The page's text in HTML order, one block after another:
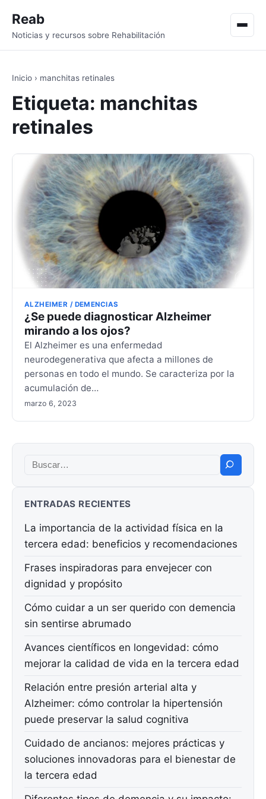
Reab
Noticias y recursos sobre Rehabilitación
Inicio › manchitas retinales
Etiqueta: manchitas
retinales
ALZHEIMER / DEMENCIAS
¿Se puede diagnosticar Alzheimer
mirando a los ojos?
El Alzheimer es una enfermedad
neurodegenerativa que afecta a millones de
personas en todo el mundo. Se caracteriza por la
acumulación de…
marzo 6, 2023
Buscar:
ENTRADAS RECIENTES
La importancia de la actividad física en la
tercera edad: beneficios y recomendaciones
Frases inspiradoras para envejecer con
dignidad y propósito
Cómo cuidar a un ser querido con demencia
sin sentirse abrumado
Avances científicos en longevidad: cómo
mejorar la calidad de vida en la tercera edad
Relación entre presión arterial alta y
Alzheimer: cómo controlar la hipertensión
puede preservar la salud cognitiva
Cuidado de ancianos: mejores prácticas y
soluciones innovadoras para el bienestar de
la tercera edad